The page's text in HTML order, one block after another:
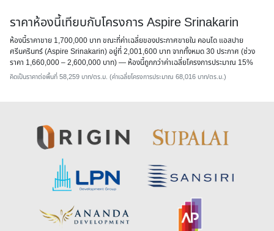
ราคาห้องนี้เทียบกับโครงการ Aspire Srinakarin
ห้องนี้ราคาขาย 1,700,000 บาท ขณะที่ค่าเฉลี่ยของประกาศขายใน คอนโด แอสปาย
ศรีนครินทร์ (Aspire Srinakarin) อยู่ที่ 2,001,600 บาท จากทั้งหมด 30 ประกาศ (ช่วง
ราคา 1,660,000 – 2,600,000 บาท) — ห้องนี้ถูกกว่าค่าเฉลี่ยโครงการประมาณ 15%
คิดเป็นราคาต่อพื้นที่ 58,259 บาท/ตร.ม. (ค่าเฉลี่ยโครงการประมาณ 68,016 บาท/ตร.ม.)